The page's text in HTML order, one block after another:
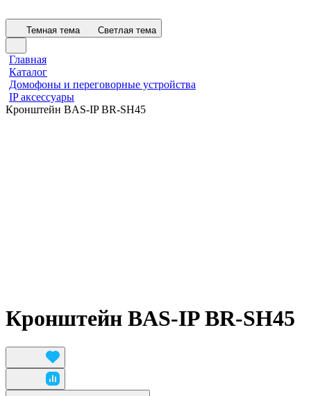
Темная тема Светлая тема
Главная
Каталог
Домофоны и переговорные устройства
IP аксессуары
Кронштейн BAS-IP BR-SH45
Кронштейн BAS-IP BR-SH45